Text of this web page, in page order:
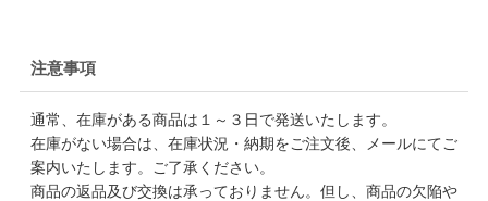
注意事項
通常、在庫がある商品は１～３日で発送いたします。
在庫がない場合は、在庫状況・納期をご注文後、メールにてご
案内いたします。ご了承ください。
商品の返品及び交換は承っておりません。但し、商品の欠陥や